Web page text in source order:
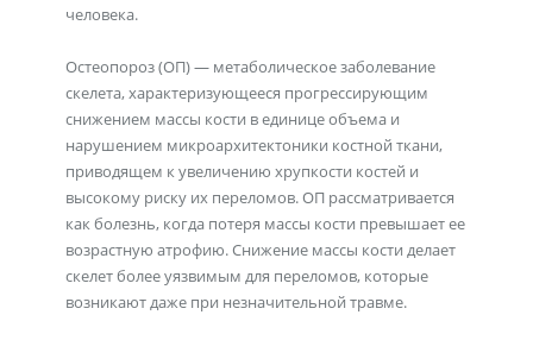
человека.
Остеопороз (ОП) — метаболическое заболевание
скелета, характеризующееся прогрессирующим
снижением массы кости в единице объема и
нарушением микроархитектоники костной ткани,
приводящем к увеличению хрупкости костей и
высокому риску их переломов. ОП рассматривается
как болезнь, когда потеря массы кости превышает ее
возрастную атрофию. Снижение массы кости делает
скелет более уязвимым для переломов, которые
возникают даже при незначительной травме.